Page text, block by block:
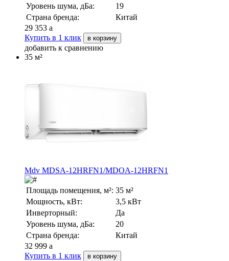
Уровень шума, дБа:
19
Страна бренда:
Китай
29 353 a
Купить в 1 клик
в корзину
добавить к сравнению
35 м²
Mdv MDSA-12HRFN1/MDOA-12HRFN1
Площадь помещения, м²: 35 м²
Мощность, кВт:
3,5 кВт
Инверторный:
Да
Уровень шума, дБа:
20
Страна бренда:
Китай
32 999 a
Купить в 1 клик
в корзину